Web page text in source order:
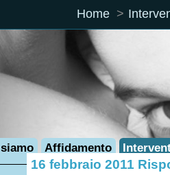
Interventi
Interventi
16 febbraio 2011 Risposte